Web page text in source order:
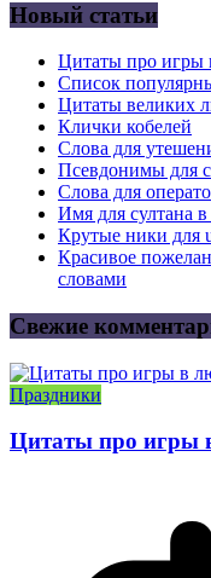
Новый статьи
Цитаты про игры
Список
Цитаты великих
Клички кобелей
Слова для
Псевдонимы для
Слова для
Имя для султана
Крутые ники для
Красивое
словами
Свежие
Праздники
Цитаты про игры